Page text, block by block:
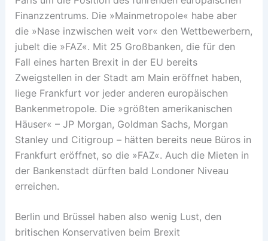
Finanzzentrums. Die »Mainmetropole« habe aber
die »Nase inzwischen weit vor« den Wettbewerbern,
jubelt die »FAZ«. Mit 25 Großbanken, die für den
Fall eines harten Brexit in der EU bereits
Zweigstellen in der Stadt am Main eröffnet haben,
liege Frankfurt vor jeder anderen europäischen
Bankenmetropole. Die »größten amerikanischen
Häuser« – JP Morgan, Goldman Sachs, Morgan
Stanley und Citigroup – hätten bereits neue Büros in
Frankfurt eröffnet, so die »FAZ«. Auch die Mieten in
der Bankenstadt dürften bald Londoner Niveau
erreichen.
Berlin und Brüssel haben also wenig Lust, den
britischen Konservativen beim Brexit